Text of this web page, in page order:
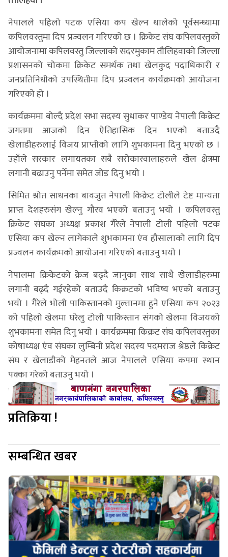
नेपालले पहिलो पटक एसिया कप खेल्न थालेको पूर्वसन्ध्यामा
कपिलवस्तुमा दिप प्रज्वलन गरिएको छ । क्रिकेट संघ कपिलवस्तुको
आयोजनामा कपिलवस्तु जिल्लाको सदरमुकाम तौलिहवाको जिल्ला
प्रशासनको चोकमा क्रिकेट समर्थक तथा खेलकुद पदाधिकारी र
जनप्रतिनिधीको उपस्थितीमा दिप प्रज्वलन कार्यक्रमको आयोजना
गरिएको हो ।
कार्यक्रममा बोल्दै प्रदेश सभा सदस्य सुधाकर पाण्डेय नेपाली किक्रेट
जगतमा आजको दिन ऐतिहासिक दिन भएको बताउदै
खेलाडीहरुलाई विजय प्राप्तीको लागि शुभकामना दिनु भएको छ ।
उहाँले सरकार लगायतका सबै सरोकारवालाहरुले खेल क्षेत्रमा
लगानी बढाउनु पर्नेमा समेत जोड दिनु भयो ।
सिमित श्रोत साधनका बावजुत नेपाली किक्रेट टोलीले टेष्ट मान्यता
प्राप्त देशहरुसंग खेल्नु गौरव भएको बताउनु भयो । कपिलवस्तु
क्रिकेट संघका अध्यक्ष प्रकाश गैरेले नेपाली टोली पहिलो पटक
एसिया कप खेल्न लागेकाले शुभकामना एंव हौसालाको लागि दिप
प्रज्वलन कार्यक्रमको आयोजना गरिएको बताउनु भयो ।
नेपालमा क्रिकेटको क्रेज बढ्दै जानुका साथ साथै खेलाडीहरुमा
लगानी बढ्दै गईरहेको बताउदै किक्रटको भविष्य भएको बताउनु
भयो । गैरेले भोली पाकिस्तानको मुल्तानमा हुने एसिया कप २०२३
को पहिलो खेलमा घरेलु टोली पाकिस्तान संगको खेलमा विजयको
शुभकामना समेत दिनु भयो । कार्यक्रममा किक्रट संघ कपिलवस्तुका
कोषाध्यक्ष एंव संघका लुम्बिनी प्रदेश सदस्य पदमराज श्रेष्ठले किक्रेट
संघ र खेलाडीको मेहनतले आज नेपालले एसिया कपमा स्थान
पक्का गरेको बताउनु भयो ।
प्रतिक्रिया !
सम्बन्धित खबर